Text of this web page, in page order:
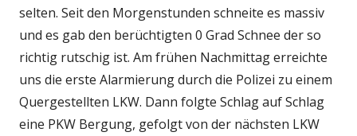
selten. Seit den Morgenstunden schneite es massiv
und es gab den berüchtigten 0 Grad Schnee der so
richtig rutschig ist. Am frühen Nachmittag erreichte
uns die erste Alarmierung durch die Polizei zu einem
Quergestellten LKW. Dann folgte Schlag auf Schlag
eine PKW Bergung, gefolgt von der nächsten LKW